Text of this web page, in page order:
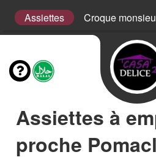
Assiettes Croque
Assiettes à
proche